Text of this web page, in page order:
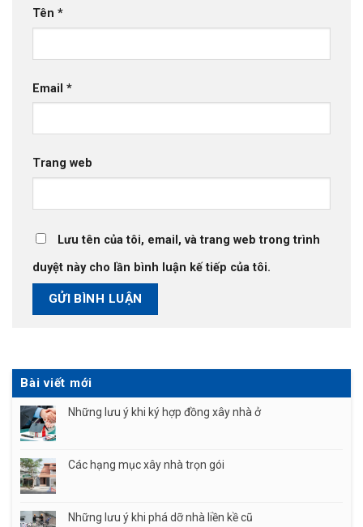
Tên *
Email *
Trang web
Lưu tên của tôi, email, và trang web trong trình
duyệt này cho lần bình luận kế tiếp của tôi.
Bài viết mới
Những lưu ý khi ký hợp đồng xây nhà ở
Các hạng mục xây nhà trọn gói
Những lưu ý khi phá dỡ nhà liền kề cũ